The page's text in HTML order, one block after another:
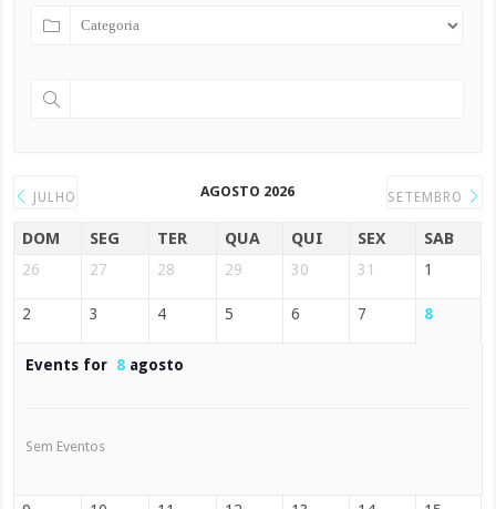
JULHO AGOSTO 2026 SETEMBRO
DOM SEG TER QUA QUI SEX SAB
26 27 28 29 30 31 1
2 3 4 5 6 7 8
Events for 8 agosto
Sem Eventos